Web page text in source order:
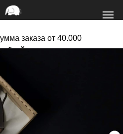
заказа от 40.000